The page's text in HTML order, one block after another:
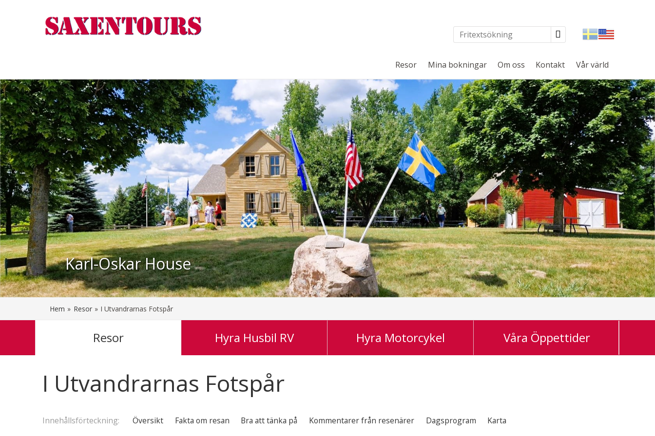
SvenskaEnglish
Resor Mina bokningar Om oss Kontakt Vår värld
Karl-Oskar House
Hem » Resor » I Utvandrarnas Fotspår
Resor Hyra Husbil RV Hyra Motorcykel Våra Öppettider
I Utvandrarnas Fotspår
Innehållsförteckning Översikt Fakta om resan Bra att tänka på Kommentarer från resenärer Dagsprogram Karta